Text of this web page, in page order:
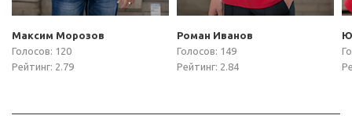
Максим Морозов
Голосов: 120
Рейтинг: 2.79
Роман Иванов
Голосов: 149
Рейтинг: 2.84